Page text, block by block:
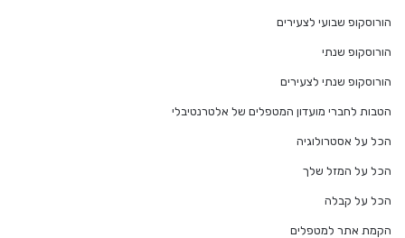
הורוסקופ שבועי לצעירים
הורוסקופ שנתי
הורוסקופ שנתי לצעירים
הטבות לחברי מועדון המטפלים של אלטרנטיבלי
הכל על אסטרולוגיה
הכל על המזל שלך
הכל על קבלה
הקמת אתר למטפלים